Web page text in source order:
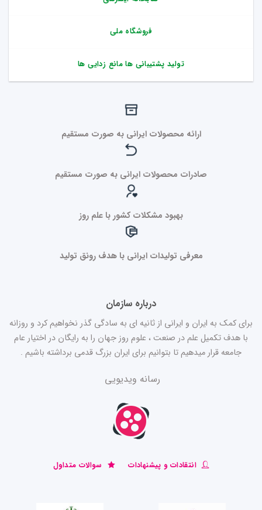
فروشگاه ملی
تولید پشتیبانی ها مانع زدایی ها
ارائه محصولات ایرانی به صورت مستقیم
صادرات محصولات ایرانی به صورت مستقیم
بهبود مشکلات کشور با علم روز
معرفی تولیدات ایرانی با هدف رونق تولید
درباره سازمان
برای کمک به ایران و ایرانی از ثانیه ای به سادگی گذر نخواهیم کرد و روزانه
با هدف تکمیل علم در صنعت ، علوم روز جهان را به رایگان در اختیار عام
جامعه قرار میدهیم تا بتوانیم برای ایران بزرگ قدمی برداشته باشیم .
رسانه ویدیویی
انتقادات و پیشنهادات سوالات متداول